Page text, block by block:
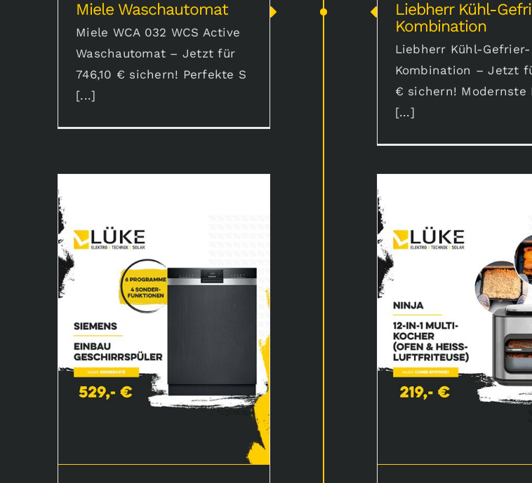
Liebherr Kühl-
Kombination
Liebherr Kühl-Gefrier-
Kombination – Jetzt
€ sichern! Modernste
[...]
Miele Waschautomat
Miele WCA 032 WCS Active
Waschautomat – Jetzt für
746,10 € sichern! Perfekte S
[...]
Ninja Combi
Siemens Einbau-Geschirrspüler